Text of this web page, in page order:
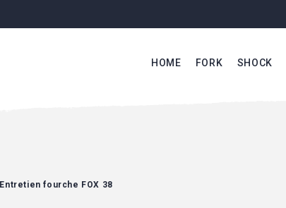
HOME FORK SHOCK
Entretien fourche FOX 38